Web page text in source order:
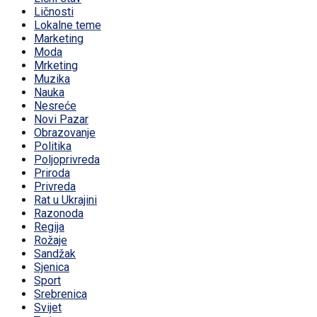
Ličnosti
Lokalne teme
Marketing
Moda
Mrketing
Muzika
Nauka
Nesreće
Novi Pazar
Obrazovanje
Politika
Poljoprivreda
Priroda
Privreda
Rat u Ukrajini
Razonoda
Regija
Rožaje
Sandžak
Sjenica
Sport
Srebrenica
Svijet